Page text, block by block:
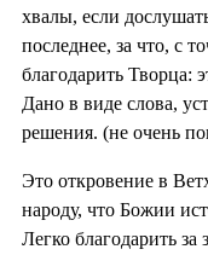
хвалы, если
последнее, за что, с
благодарить Творца:
Дано в виде слова,
решения. (не очень
Это откровение в
народу, что Божии
Легко благодарить